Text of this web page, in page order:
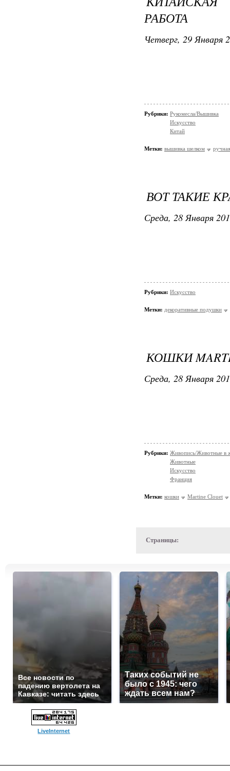
РАБОТА
Четверг, 29 Января
Рубрики: Рукомесла/Вышивка
Искусство
Китай
Метки: вышивка шелком
ВОТ ТАКИЕ
Среда, 28 Января
Рубрики: Искусство
Метки: декоративные подушки
КОШКИ
Среда, 28 Января
Рубрики: Живопись/Животные в
Животные
Искусство
Франция
Метки: кошки Martine Clouet
Страницы:
Все новости по
падению вертолета на
Кавказе: читать здесь
Таких событий не
было с 1945: чего
ждать всем нам?
LiveInternet